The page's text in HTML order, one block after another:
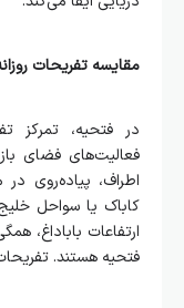
مقایسه تفریحات
در فتحیه، تمرکز
فعالیت‌های فضای
اطراف، پیاده‌روی در
کاباک یا سواحل
ارتفاعات باباداغ،
فتحیه هستند.